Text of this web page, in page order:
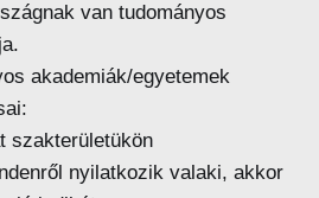
van tudományos
akademiák/egyetemek
szakterületükön
nyilatkozik valaki, akkor